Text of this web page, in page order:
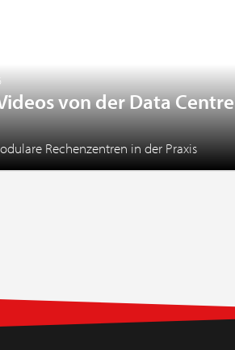
von der Data Centre
Rechenzentren in der Praxis